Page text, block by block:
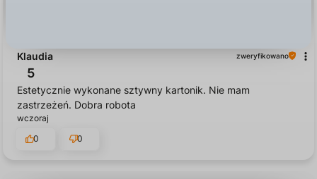
Klaudia zweryfikowano
5
Estetycznie wykonane sztywny kartonik. Nie mam
zastrzeżeń. Dobra robota
wczoraj
0
0